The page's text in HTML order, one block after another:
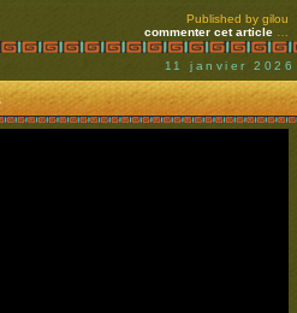
Published by gilou
commenter cet article
11 janvier 2026